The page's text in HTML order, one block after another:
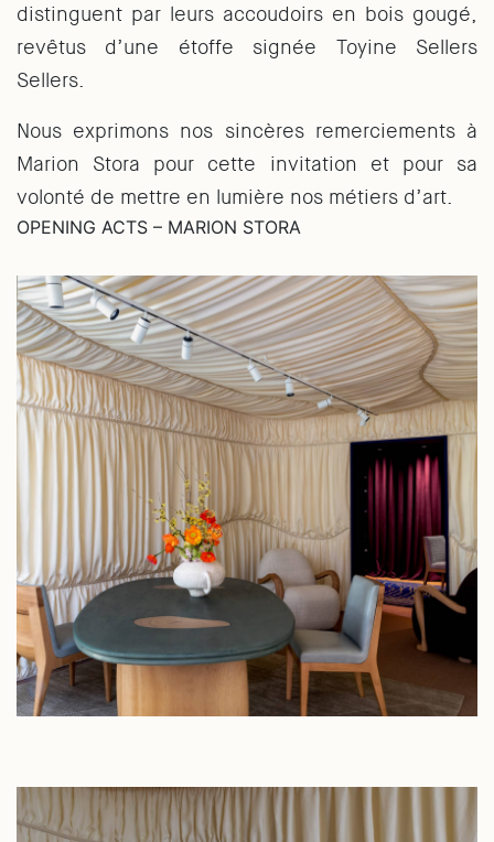
distinguent par leurs accoudoirs en bois gougé,
revêtus d’une étoffe signée Toyine Sellers
Sellers.
Nous exprimons nos sincères remerciements à
Marion Stora pour cette invitation et pour sa
volonté de mettre en lumière nos métiers d’art.
OPENING ACTS – MARION STORA